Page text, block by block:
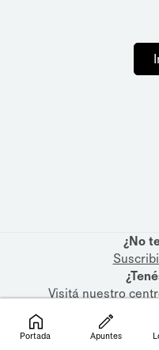
¿No
Visitá nuestro
Portada Apuntes